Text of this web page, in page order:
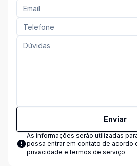
Enviar
As informações serão utilizadas
possa entrar em contato de acordo
privacidade e termos de serviço